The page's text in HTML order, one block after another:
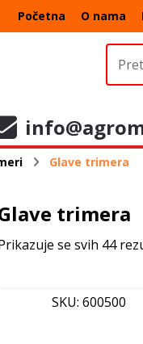
Početna O nama
Glave trimera
trimera
se svih 44
SKU: 600500